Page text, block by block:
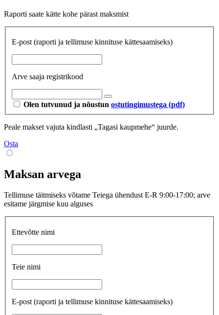
Raporti saate kätte kohe pärast maksmist
E-post (raporti ja tellimuse kinnituse kättesaamiseks)
Arve saaja registrikood
Olen tutvunud ja nõustun ostutingimustega (pdf)
Peale makset vajuta kindlasti „Tagasi kaupmehe“ juurde.
Osta
Maksan arvega
Tellimuse täitmiseks võtame Teiega ühendust E-R 9:00-17:00; arve
esitame järgmise kuu alguses
Ettevõtte nimi
Teie nimi
E-post (raporti ja tellimuse kinnituse kättesaamiseks)